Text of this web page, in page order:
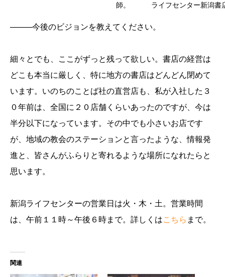
師。 ライフセンター新潟書店
────今後のビジョンを教えてください。
細々とでも、ここがずっと残って欲しい。書店の経営は
どこも本当に厳しく、特に地方の書店はどんどん閉めて
います。いのちのことば社の直営店も、私が入社した３
０年前は、全国に２０店舗くらいあったのですが、今は
半分 以下になっています。その中でも小さいお店です
が、地域の教会のステーションと言ったような、情報発
進と、皆さんがふらりと寄れるような場所になれたらと
思います。
新潟ライフセンターの営業日は火・木・土。営業時間
は、午前１１時～午後６時まで。詳しくはこちら まで。
関連